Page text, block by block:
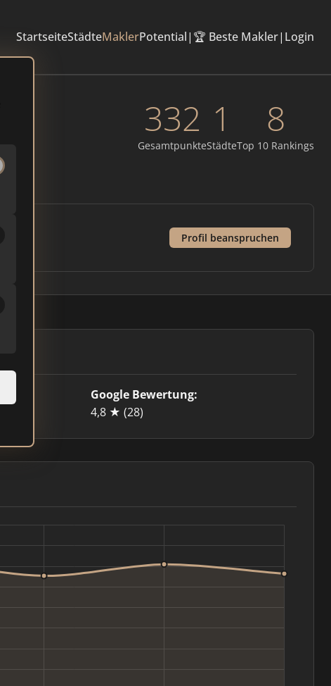
StartseiteStädteMaklerPotential| 🏆 Beste Makler| Login
332
Gesamtpunkte
1
Städte
8
Top 10 Rankings
Profil beanspruchen
Google Bewertung:
4,8 ★ (28)